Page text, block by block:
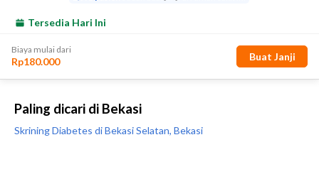
Paling dicari di Bekasi
Skrining Diabetes di Bekasi Selatan, Bekasi